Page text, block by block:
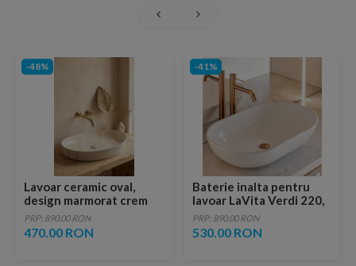
-48%
Lavoar ceramic oval,
design marmorat crem
lucios cu vene aurii,
ventil inclus
PRP: 890.00 RON
470.00 RON
-41%
Baterie inalta pentru
lavoar LaVita Verdi 220,
fara ventil, brushed
copper
PRP: 890.00 RON
530.00 RON